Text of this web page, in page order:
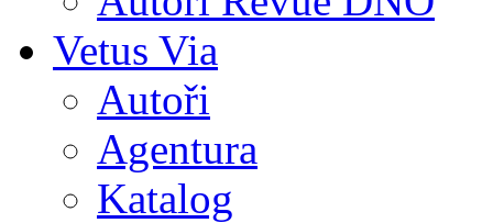
Vetus Via
Autoři
Agentura
Katalog